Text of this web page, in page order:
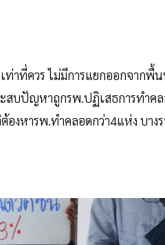
าที่ควร ไม่มีการแยกออกจากพื้น
บปัญหาถูกรพ.ปฏิเสธการทำคล
งหารพ.ทำคลอดกว่า4แห่ง บาง